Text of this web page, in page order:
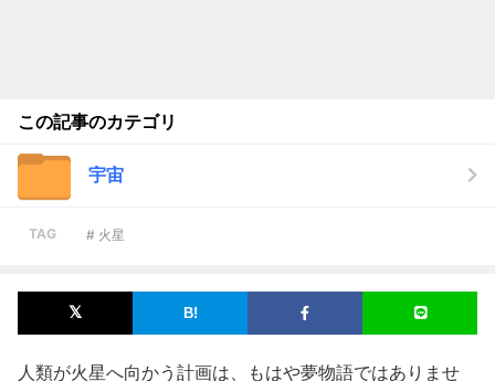
この記事のカテゴリ
宇宙
TAG # 火星
人類が火星へ向かう計画は、もはや夢物語ではありませ